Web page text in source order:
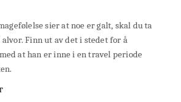
sier at noe er galt, skal du ta
alvor. Finn ut av det i stedet for å
at han er inne i en travel periode